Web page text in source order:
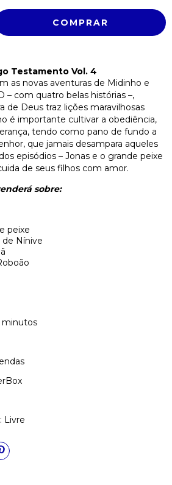
Testamento Vol. 4
as novas aventuras de Midinho e
– com quatro belas histórias –,
de Deus traz lições maravilhosas
é importante cultivar a obediência,
tendo como pano de fundo a
que jamais desampara aqueles
episódios – Jonas e o grande peixe
de seus filhos com amor.
sobre:
peixe
de Nínive
minutos
Livre